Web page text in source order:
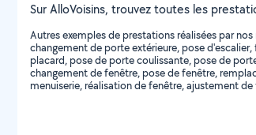
Sur AlloVoisins, trouvez toutes les
Autres exemples de prestations réalisées par
changement de porte extérieure, pose
placard, pose de porte coulissante, pose de
changement de fenêtre, pose de fenêtre,
menuiserie, réalisation de fenêtre, ajustement